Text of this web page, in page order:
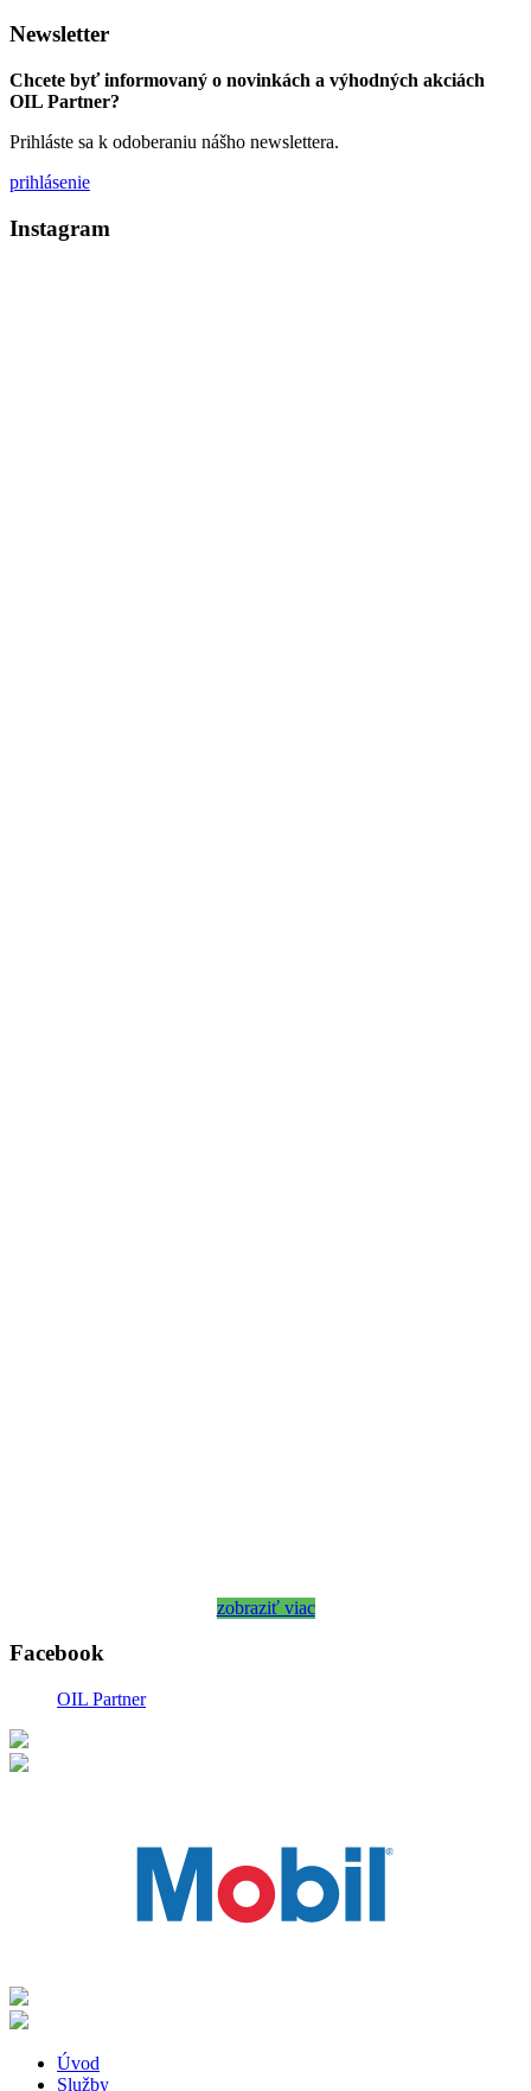
Newsletter
Chcete byť informovaný o novinkách a výhodných akciách
OIL Partner?
Prihláste sa k odoberaniu nášho newslettera.
prihlásenie
Instagram
zobraziť viac
Facebook
OIL Partner
Úvod
Služby